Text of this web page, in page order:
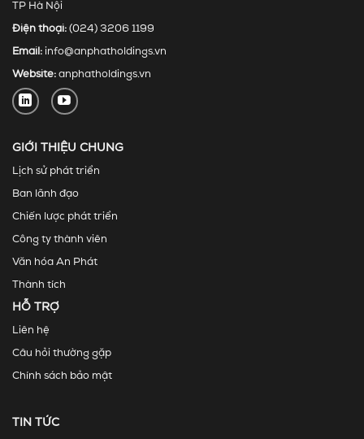
TP Hà Nội
Điện thoại: (024) 3206 1199
Email: info@anphatholdings.vn
Website: anphatholdings.vn
GIỚI THIỆU CHUNG
Lịch sử phát triển
Ban lãnh đạo
Chiến lược phát triển
Công ty thành viên
Văn hóa An Phát
Thành tích
HỖ TRỢ
Liên hệ
Câu hỏi thường gặp
Chính sách bảo mật
TIN TỨC